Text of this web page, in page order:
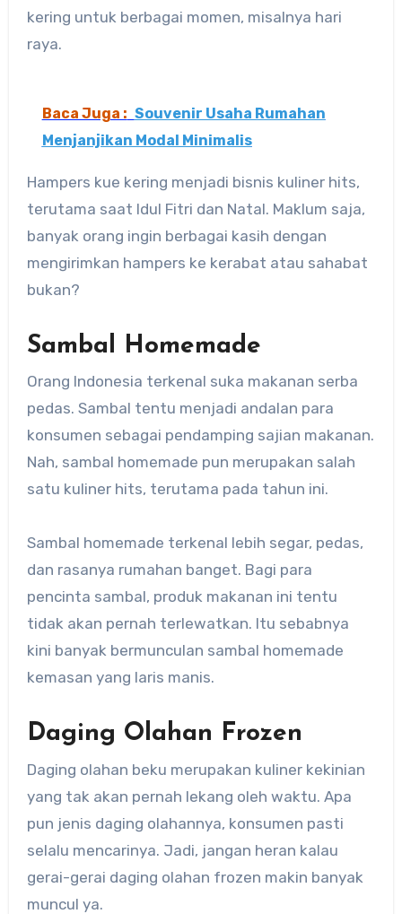
kering untuk berbagai momen, misalnya hari
raya.
Baca Juga : Souvenir Usaha Rumahan
Menjanjikan Modal Minimalis
Hampers kue kering menjadi bisnis kuliner hits,
terutama saat Idul Fitri dan Natal. Maklum saja,
banyak orang ingin berbagai kasih dengan
mengirimkan hampers ke kerabat atau sahabat
bukan?
Sambal Homemade
Orang Indonesia terkenal suka makanan serba
pedas. Sambal tentu menjadi andalan para
konsumen sebagai pendamping sajian makanan.
Nah, sambal homemade pun merupakan salah
satu kuliner hits, terutama pada tahun ini.
Sambal homemade terkenal lebih segar, pedas,
dan rasanya rumahan banget. Bagi para
pencinta sambal, produk makanan ini tentu
tidak akan pernah terlewatkan. Itu sebabnya
kini banyak bermunculan sambal homemade
kemasan yang laris manis.
Daging Olahan Frozen
Daging olahan beku merupakan kuliner kekinian
yang tak akan pernah lekang oleh waktu. Apa
pun jenis daging olahannya, konsumen pasti
selalu mencarinya. Jadi, jangan heran kalau
gerai-gerai daging olahan frozen makin banyak
muncul ya.